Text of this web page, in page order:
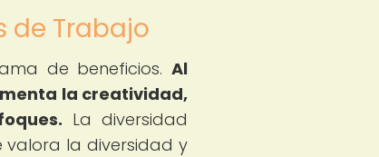
de Trabajo
de beneficios. Al
la creatividad,
La diversidad
valora la diversidad y